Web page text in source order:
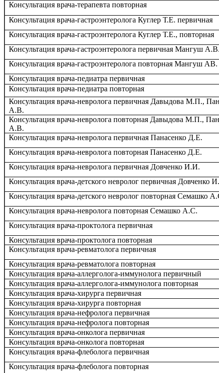
Консультация врача-терапевта повторная
Консультация врача-гастроэнтеролога Куглер Т.Е. первичная
Консультация врача-гастроэнтеролога Куглер Т.Е., повторная
Консультация врача-гастроэнтеролога первичная Мангуш
Консультация врача-гастроэнтеролога повторная Мангуш АВ.
Консультация врача-педиатра первичная
Консультация врача-педиатра повторная
Консультация врача-невролога первичная Давыдова М.П.,
А.В.
Консультация врача-невролога повторная Давыдова М.П.,
А.В.
Консультация врача-невролога первичная Панасенко Д.Е.
Консультация врача-невролога повторная Панасенко Д.Е.
Консультация врача-невролога первичная Довченко И.И.
Консультация врача-детского невролог первичная Довченко
Консультация врача-детского невролог повторная Семашко
Консультация врача-невролога повторная Семашко А.С.
Консультация врача-проктолога первичная
Консультация врача-проктолога повторная
Консультация врача-ревматолога первичная
Консультация врача-ревматолога повторная
Консультация врача-аллерголога-иммунолога первичный
Консультация врача-аллерголога-иммунолога повторная
Консультация врача-хирурга первичная
Консультация врача-хирурга повторная
Консультация врача-нефролога первичная
Консультация врача-нефролога повторная
Консультация врача-онколога первичная
Консультация врача-онколога повторная
Консультация врача-флеболога первичная
Консультация врача-флеболога повторная